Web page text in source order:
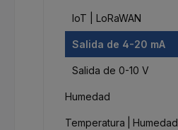
IoT | LoRaWAN
Salida de 4-20 mA
Salida de 0-10 V
Humedad
Temperatura | Humedad